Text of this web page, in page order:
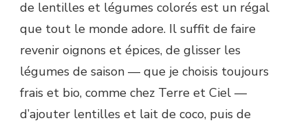
de lentilles et légumes colorés est un régal
que tout le monde adore. Il suffit de faire
revenir oignons et épices, de glisser les
légumes de saison — que je choisis toujours
frais et bio, comme chez Terre et Ciel —
d’ajouter lentilles et lait de coco, puis de